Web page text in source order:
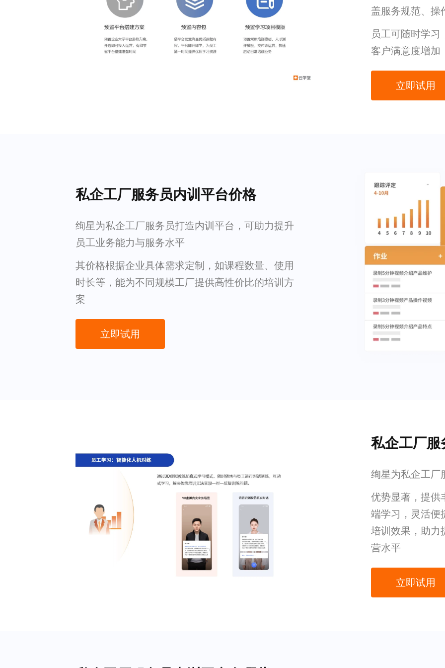
盖服务规范、操
员工可随时学
客户满意度增加
立即试用
私企工厂服务员内训平台价格
绚星为私企工厂服务员打造内训平台，可助力提升
员工业务能力与服务水平
其价格根据企业具体需求定制，如课程数量、使用
时长等，能为不同规模工厂提供高性价比的培训方
案
立即试用
私企工厂服
绚星为私企工厂
优势显著，提供
端学习，灵活便
培训效果，助力
营水平
立即试用